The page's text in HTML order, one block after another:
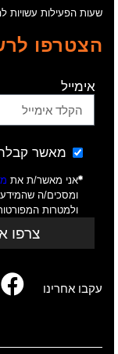
שעות הפעילות עשויות
הצטרפו
אימייל
מאשר
אני מאשר/ת את
ומסכים/ה
ולמטרות
צרפו
עקבו אחרינו